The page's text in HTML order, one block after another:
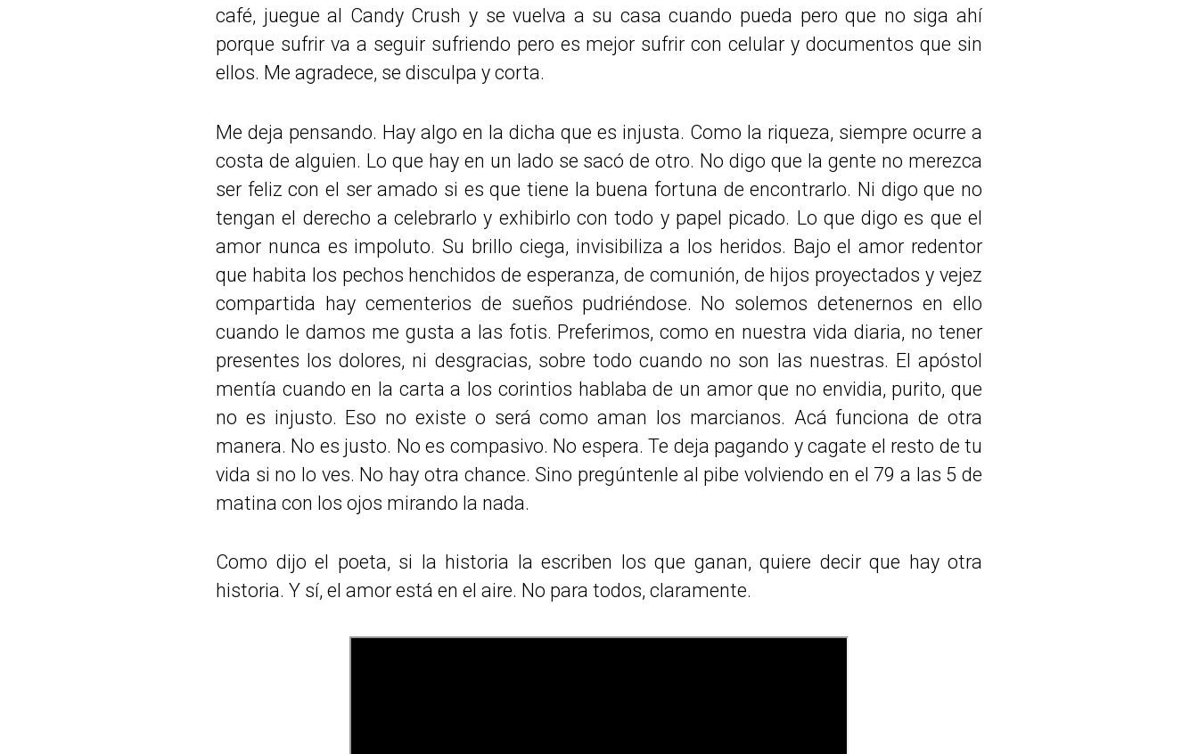
café, juegue al Candy Crush y se vuelva a su casa cuando pueda pero que no siga ahí
porque sufrir va a seguir sufriendo pero es mejor sufrir con celular y documentos que sin
ellos. Me agradece, se disculpa y corta.
Me deja pensando. Hay algo en la dicha que es injusta. Como la riqueza, siempre ocurre a
costa de alguien. Lo que hay en un lado se sacó de otro. No digo que la gente no merezca
ser feliz con el ser amado si es que tiene la buena fortuna de encontrarlo. Ni digo que no
tengan el derecho a celebrarlo y exhibirlo con todo y papel picado. Lo que digo es que el
amor nunca es impoluto. Su brillo ciega, invisibiliza a los heridos. Bajo el amor redentor
que habita los pechos henchidos de esperanza, de comunión, de hijos proyectados y vejez
compartida hay cementerios de sueños pudriéndose. No solemos detenernos en ello
cuando le damos me gusta a las fotis. Preferimos, como en nuestra vida diaria, no tener
presentes los dolores, ni desgracias, sobre todo cuando no son las nuestras. El apóstol
mentía cuando en la carta a los corintios hablaba de un amor que no envidia, purito, que
no es injusto. Eso no existe o será como aman los marcianos. Acá funciona de otra
manera. No es justo. No es compasivo. No espera. Te deja pagando y cagate el resto de tu
vida si no lo ves. No hay otra chance. Sino pregúntenle al pibe volviendo en el 79 a las 5 de
matina con los ojos mirando la nada.
Como dijo el poeta, si la historia la escriben los que ganan, quiere decir que hay otra
historia. Y sí, el amor está en el aire. No para todos, claramente.